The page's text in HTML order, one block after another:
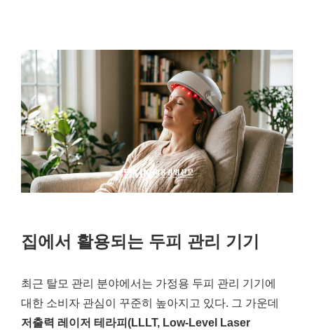
집에서 활용되는 두피 관리 기기
최근 탈모 관리 분야에서는 가정용 두피 관리 기기에
대한 소비자 관심이 꾸준히 높아지고 있다. 그 가운데
저출력 레이저 테라피(LLLT, Low-Level Laser